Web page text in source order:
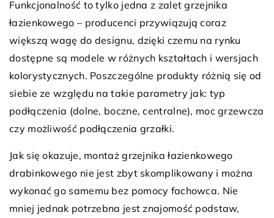
Funkcjonalność to tylko jedna z zalet grzejnika
łazienkowego – producenci przywiązują coraz
większą wagę do designu, dzięki czemu na rynku
dostępne są modele w różnych kształtach i wersjach
kolorystycznych. Poszczególne produkty różnią się od
siebie ze względu na takie parametry jak: typ
podłączenia (dolne, boczne, centralne), moc grzewcza
czy możliwość podłączenia grzałki.
Jak się okazuje, montaż grzejnika łazienkowego
drabinkowego nie jest zbyt skomplikowany i można
wykonać go samemu bez pomocy fachowca. Nie
mniej jednak potrzebna jest znajomość podstaw,